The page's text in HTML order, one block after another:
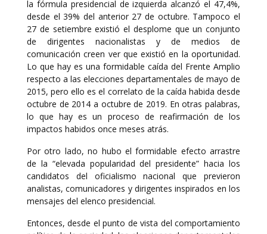
la fórmula presidencial de izquierda alcanzó el 47,4%,
desde el 39% del anterior 27 de octubre. Tampoco el
27 de setiembre existió el desplome que un conjunto
de dirigentes nacionalistas y de medios de
comunicación creen ver que existió en la oportunidad.
Lo que hay es una formidable caída del Frente Amplio
respecto a las elecciones departamentales de mayo de
2015, pero ello es el correlato de la caída habida desde
octubre de 2014 a octubre de 2019. En otras palabras,
lo que hay es un proceso de reafirmación de los
impactos habidos once meses atrás.
Por otro lado, no hubo el formidable efecto arrastre
de la “elevada popularidad del presidente” hacia los
candidatos del oficialismo nacional que previeron
analistas, comunicadores y dirigentes inspirados en los
mensajes del elenco presidencial.
Entonces, desde el punto de vista del comportamiento